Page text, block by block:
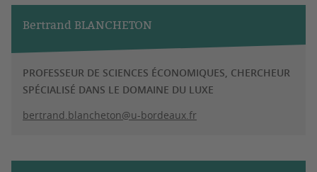
Bertrand BLANCHETON
PROFESSEUR DE SCIENCES ÉCONOMIQUES, CHERCHEUR
SPÉCIALISÉ DANS LE DOMAINE DU LUXE
bertrand.blancheton@u-bordeaux.fr